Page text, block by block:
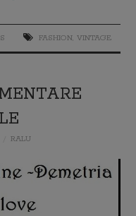
FASHION, VINTAGE
RALU